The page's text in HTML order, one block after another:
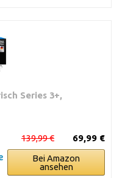
Series 3+,
69,99 €
139,99 €
Bei Amazon
ansehen